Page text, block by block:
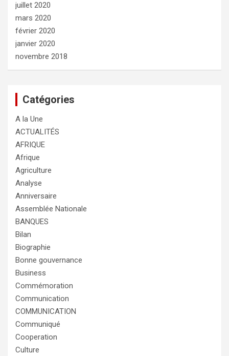
juillet 2020
mars 2020
février 2020
janvier 2020
novembre 2018
Catégories
A la Une
ACTUALITÉS
AFRIQUE
Afrique
Agriculture
Analyse
Anniversaire
Assemblée Nationale
BANQUES
Bilan
Biographie
Bonne gouvernance
Business
Commémoration
Communication
COMMUNICATION
Communiqué
Cooperation
Culture